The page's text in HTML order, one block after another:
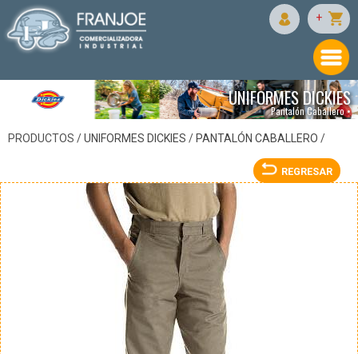
+
UNIFORMES DICKIES
Pantalón Caballero •
PRODUCTOS /UNIFORMES DICKIES / PANTALÓN CABALLERO /
REGRESAR